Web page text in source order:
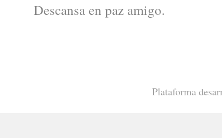
Descansa en paz amigo.
Plataforma